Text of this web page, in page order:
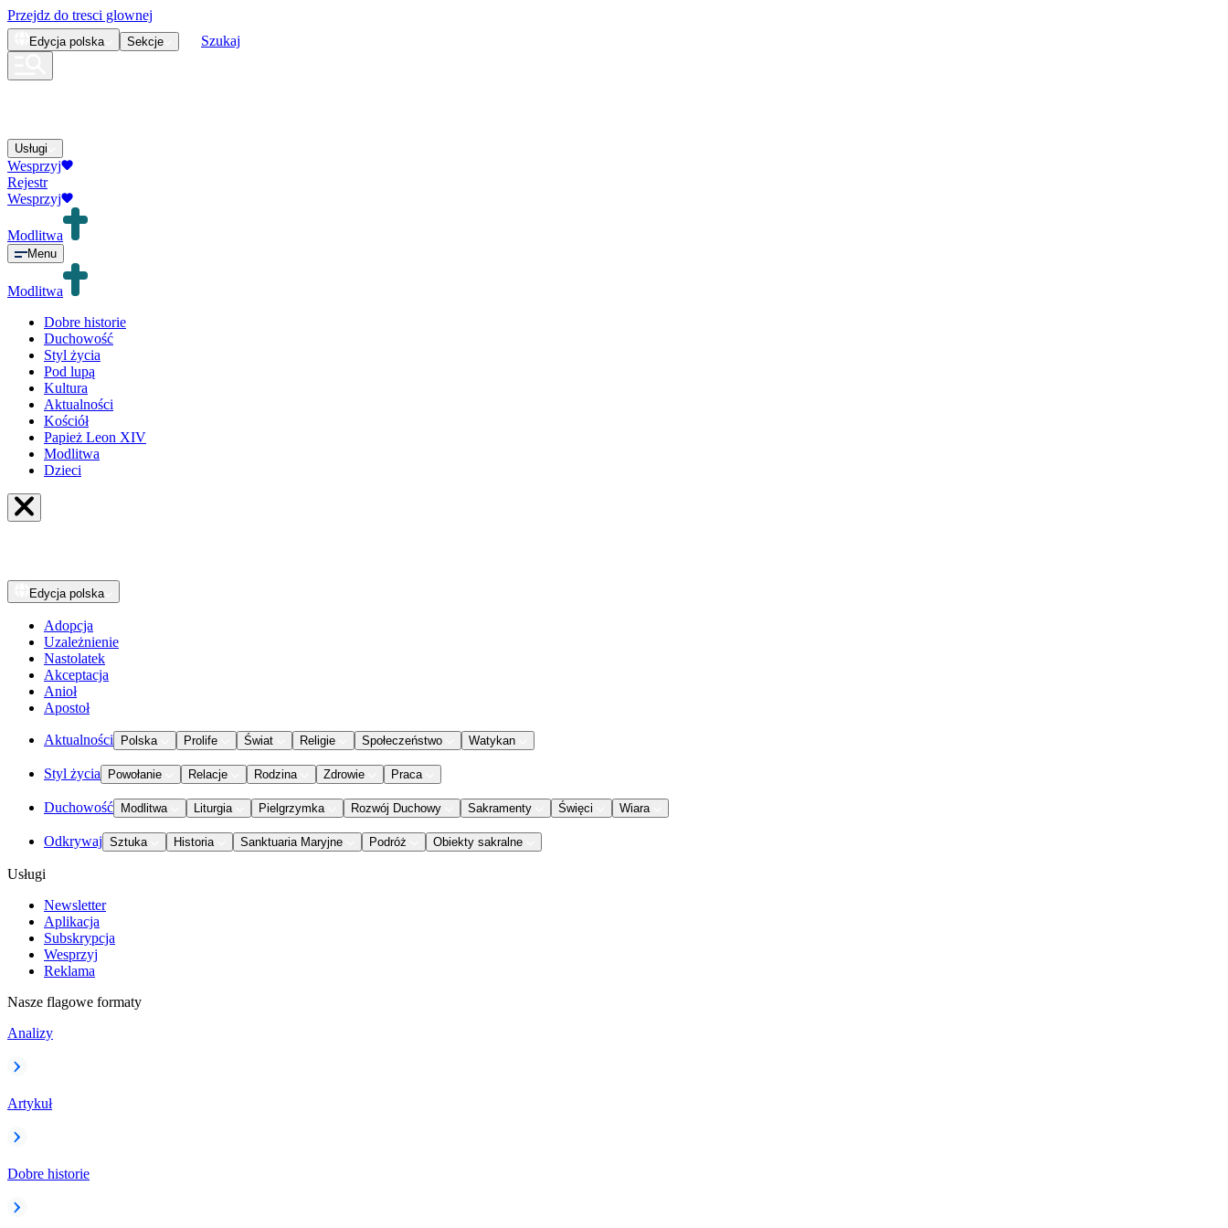
Przejdz do tresci glownej
Edycja polska Sekcje Szukaj
Usługi
Wesprzyj
Rejestr
Wesprzyj
Modlitwa
Menu
Modlitwa
Dobre historie
Duchowość
Styl życia
Pod lupą
Kultura
Aktualności
Kościół
Papież Leon XIV
Modlitwa
Dzieci
Edycja polska
Adopcja
Uzależnienie
Nastolatek
Akceptacja
Anioł
Apostoł
Aktualności Polska Prolife Świat Religie Społeczeństwo Watykan
Styl życia Powołanie Relacje Rodzina Zdrowie Praca
Duchowość Modlitwa Liturgia Pielgrzymka Rozwój Duchowy Sakramenty Święci Wiara
Odkrywaj Sztuka Historia Sanktuaria Maryjne Podróż Obiekty sakralne
Usługi
Newsletter
Aplikacja
Subskrypcja
Wesprzyj
Reklama
Nasze flagowe formaty
Analizy
Artykuł
Dobre historie